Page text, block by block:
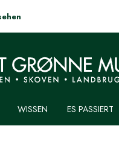
WISSEN ES PASSIERT